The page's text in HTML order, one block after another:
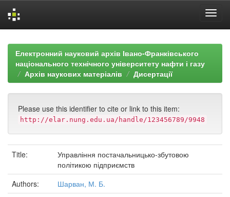
navigationЕлектронний науковий архів Івано-Франківського
національного технічного університету нафти і газу
Архів наукових матеріалів
Дисертації
Please use this identifier to cite or link to this item:
http://elar.nung.edu.ua/handle/123456789/9948
Title:
Управління постачальницько-збутовою
політикою підприємств
Authors:
Шарван, М. Б.